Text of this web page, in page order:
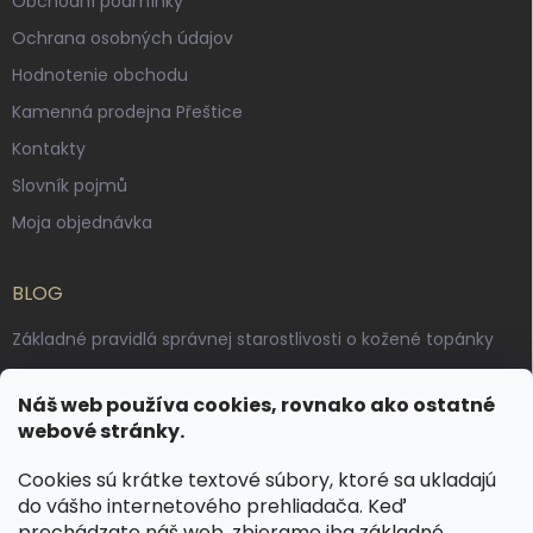
Náš web používa cookies, rovnako ako ostatné
webové stránky.
Cookies sú krátke textové súbory, ktoré sa ukladajú
do vášho internetového prehliadača. Keď
Ochrana osobných údajov
Hodnotenie obchodu
Kamenná prodejna Přeštice
Kontakty
Slovník pojmů
Moja objednávka
BLOG
Základné pravidlá správnej starostlivosti o kožené topánky
Výroba českých kožených opaskov: vôňa pravej kože, dotyk
remesla
KONTAKT